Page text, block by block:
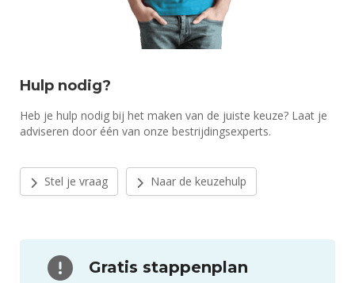
Hulp nodig?
Heb je hulp nodig bij het maken van de juiste keuze? Laat je
adviseren door één van onze bestrijdingsexperts.
Stel je vraag Naar de keuzehulp
Gratis stappenplan